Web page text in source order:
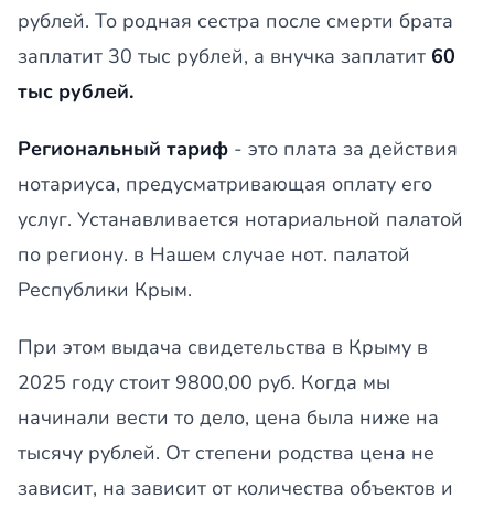
рублей. То родная сестра после смерти брата
заплатит 30 тыс рублей, а внучка заплатит 60
тыс рублей.
Региональный тариф - это плата за действия
нотариуса, предусматривающая оплату его
услуг. Устанавливается нотариальной палатой
по региону. в Нашем случае нот. палатой
Республики Крым.
При этом выдача свидетельства в Крыму в
2025 году стоит 9800,00 руб. Когда мы
начинали вести то дело, цена была ниже на
тысячу рублей. От степени родства цена не
зависит, на зависит от количества объектов и